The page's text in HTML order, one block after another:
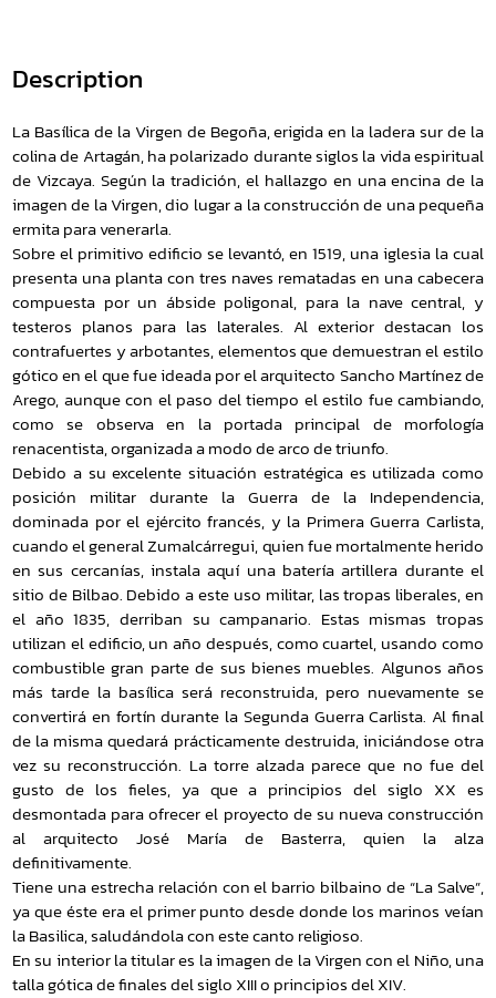
Description
La Basílica de la Virgen de Begoña, erigida en la ladera sur de la
colina de Artagán, ha polarizado durante siglos la vida espiritual
de Vizcaya. Según la tradición, el hallazgo en una encina de la
imagen de la Virgen, dio lugar a la construcción de una pequeña
ermita para venerarla.
Sobre el primitivo edificio se levantó, en 1519, una iglesia la cual
presenta una planta con tres naves rematadas en una cabecera
compuesta por un ábside poligonal, para la nave central, y
testeros planos para las laterales. Al exterior destacan los
contrafuertes y arbotantes, elementos que demuestran el estilo
gótico en el que fue ideada por el arquitecto Sancho Martínez de
Arego, aunque con el paso del tiempo el estilo fue cambiando,
como se observa en la portada principal de morfología
renacentista, organizada a modo de arco de triunfo.
Debido a su excelente situación estratégica es utilizada como
posición militar durante la Guerra de la Independencia,
dominada por el ejército francés, y la Primera Guerra Carlista,
cuando el general Zumalcárregui, quien fue mortalmente herido
en sus cercanías, instala aquí una batería artillera durante el
sitio de Bilbao. Debido a este uso militar, las tropas liberales, en
el año 1835, derriban su campanario. Estas mismas tropas
utilizan el edificio, un año después, como cuartel, usando como
combustible gran parte de sus bienes muebles. Algunos años
más tarde la basílica será reconstruida, pero nuevamente se
convertirá en fortín durante la Segunda Guerra Carlista. Al final
de la misma quedará prácticamente destruida, iniciándose otra
vez su reconstrucción. La torre alzada parece que no fue del
gusto de los fieles, ya que a principios del siglo XX es
desmontada para ofrecer el proyecto de su nueva construcción
al arquitecto José María de Basterra, quien la alza
definitivamente.
Tiene una estrecha relación con el barrio bilbaino de “La Salve”,
ya que éste era el primer punto desde donde los marinos veían
la Basilica, saludándola con este canto religioso.
En su interior la titular es la imagen de la Virgen con el Niño, una
talla gótica de finales del siglo XIII o principios del XIV.